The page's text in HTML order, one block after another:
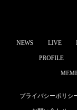
NEWS LIVE
PROFILE
プライバシーポリシ